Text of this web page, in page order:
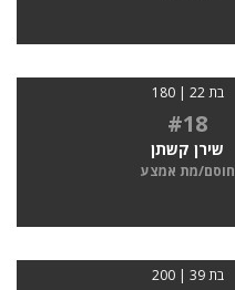
בת 22 | 180
#18
שירן קשתן
חוסם/מת אמצע
בת 39 | 200